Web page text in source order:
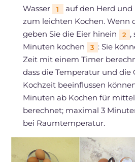
Wasser
1
auf den Herd und
zum leichten Kochen. Wenn
geben Sie die Eier hinein
2 ,
Minuten kochen
3 : Sie
Zeit mit einem Timer
dass die Temperatur und die
Kochzeit beeinflussen
Minuten ab Kochen für
berechnet; maximal 3
bei Raumtemperatur.